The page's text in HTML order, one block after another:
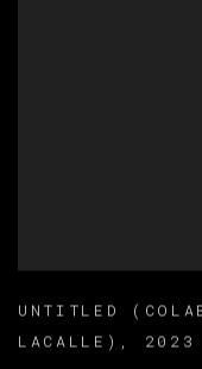
UNTITLED
LACALLE) , 2023